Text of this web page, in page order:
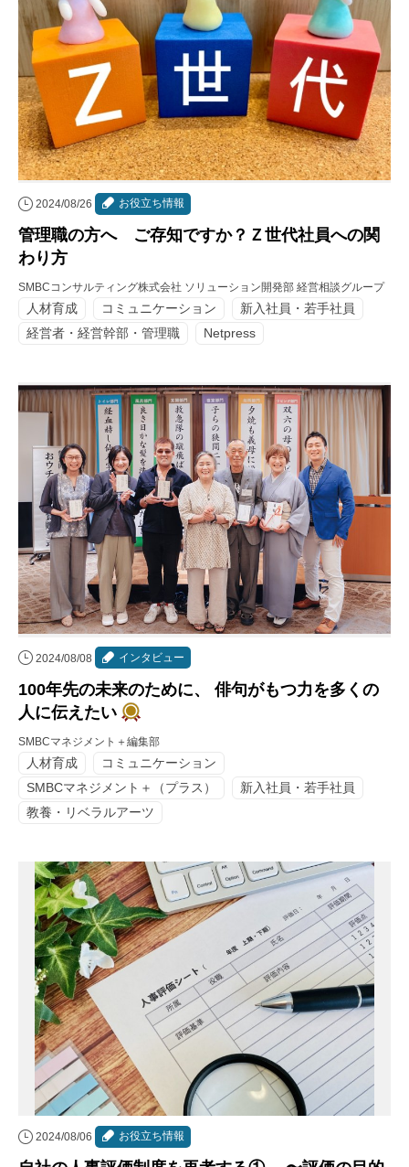
2024/08/26 お役立ち情報
管理職の方へ ご存知ですか？Ｚ世代社員への関
わり方
SMBCコンサルティング株式会社 ソリューション開発部 経営相談グループ
人材育成 コミュニケーション
新入社員・若手社員
経営者・経営幹部・管理職
Netpress
2024/08/08 インタビュー
100年先の未来のために、 俳句がもつ力を多くの
人に伝えたい
SMBCマネジメント＋編集部
人材育成
コミュニケーション
SMBCマネジメント＋（プラス）
新入社員・若手社員
教養・リベラルアーツ
2024/08/06 お役立ち情報